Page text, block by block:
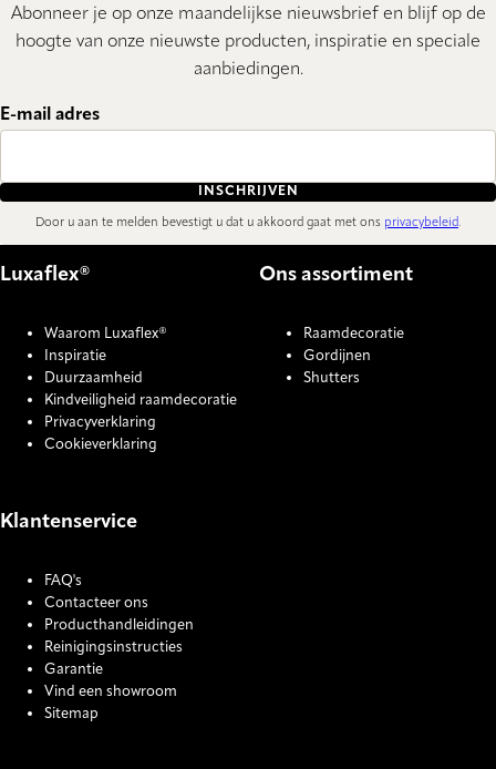
Abonneer je op onze maandelijkse nieuwsbrief en blijf op de
hoogte van onze nieuwste producten, inspiratie en speciale
aanbiedingen.
E-mail adres
INSCHRIJVEN
Door u aan te melden bevestigt u dat u akkoord gaat met ons privacybeleid.
Luxaflex®
Waarom Luxaflex®
Inspiratie
Duurzaamheid
Kindveiligheid raamdecoratie
Privacyverklaring
Cookieverklaring
Ons assortiment
Raamdecoratie
Gordijnen
Shutters
Klantenservice
FAQ's
Contacteer ons
Producthandleidingen
Reinigingsinstructies
Garantie
Vind een showroom
Sitemap